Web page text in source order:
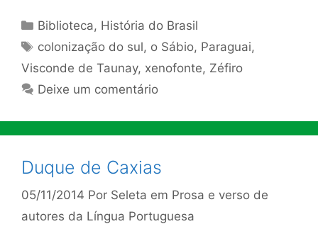
Categorias
Biblioteca, História do Brasil
Tags
colonização do sul, o Sábio, Paraguai,
Visconde de Taunay, xenofonte, Zéfiro
Deixe um comentário
Duque de Caxias
05/11/2014 Por Seleta em Prosa e verso de
autores da Língua Portuguesa